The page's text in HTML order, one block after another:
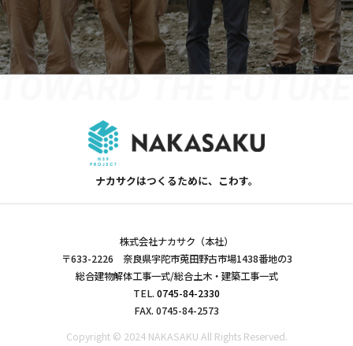
ナカサクはつくるために、こわす。
株式会社ナカサク（本社）
〒633-2226 奈良県宇陀市莵田野古市場1438番地の3
総合建物解体工事一式/総合土木・建築工事一式
TEL. 0745-84-2330
FAX. 0745-84-2573
Copyright © 2024 NAKASAKU All Rights Reserved.